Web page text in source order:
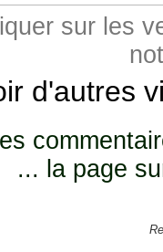
sur les
d'autres
... la page